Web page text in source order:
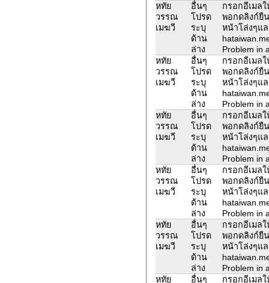
หทัย
วรรณ
เมฆวี
อื่นๆ
โปรด
ระบุ
ด้าน
ล่าง
กรอกอีเมล
พอกดลิงก์ยื
หน้าโล่งๆแ
Problem in
หทัย
วรรณ
เมฆวี
อื่นๆ
โปรด
ระบุ
ด้าน
ล่าง
กรอกอีเมล
พอกดลิงก์ยื
หน้าโล่งๆแ
Problem in
หทัย
วรรณ
เมฆวี
อื่นๆ
โปรด
ระบุ
ด้าน
ล่าง
กรอกอีเมล
พอกดลิงก์ยื
หน้าโล่งๆแ
Problem in
หทัย
วรรณ
เมฆวี
อื่นๆ
โปรด
ระบุ
ด้าน
ล่าง
กรอกอีเมล
พอกดลิงก์ยื
หน้าโล่งๆแ
Problem in
หทัย
วรรณ
เมฆวี
อื่นๆ
โปรด
ระบุ
ด้าน
ล่าง
กรอกอีเมล
พอกดลิงก์ยื
หน้าโล่งๆแ
Problem in
หทัย
อื่นๆ
กรอกอีเมล